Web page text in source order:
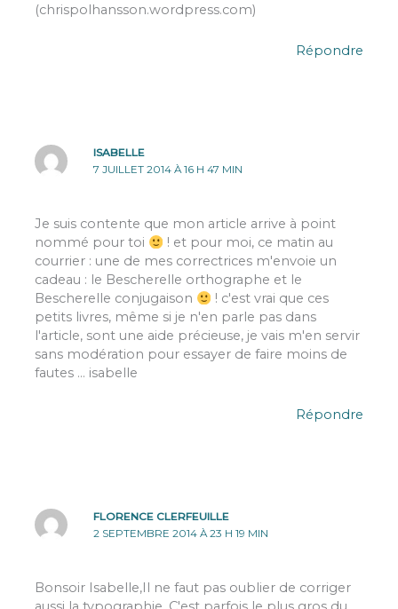
(chrispolhansson.wordpress.com)
Répondre
ISABELLE
7 JUILLET 2014 À 16 H 47 MIN
Je suis contente que mon article arrive à point
nommé pour toi
! et pour moi, ce matin au
courrier : une de mes correctrices m'envoie un
cadeau : le Bescherelle orthographe et le
Bescherelle conjugaison
! c'est vrai que ces
petits livres, même si je n'en parle pas dans
l'article, sont une aide précieuse, je vais m'en servir
sans modération pour essayer de faire moins de
fautes … isabelle
Répondre
FLORENCE CLERFEUILLE
2 SEPTEMBRE 2014 À 23 H 19 MIN
Bonsoir Isabelle,Il ne faut pas oublier de corriger